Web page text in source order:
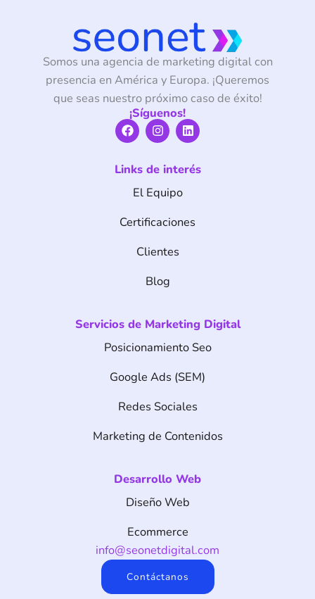
Somos una agencia de marketing digital con
presencia en América y Europa. ¡Queremos
que seas nuestro próximo caso de éxito!
¡Síguenos!
F
a
c
b
I
n
s
a
r
m
L
i
n
k
e
Links de interés
El Equipo
Certificaciones
Clientes
Blog
Servicios de Marketing Digital
Posicionamiento Seo
Google Ads (SEM)
Redes Sociales
Marketing de Contenidos
Desarrollo Web
Diseño Web
Ecommerce
info@seonetdigital.com
Contáctanos